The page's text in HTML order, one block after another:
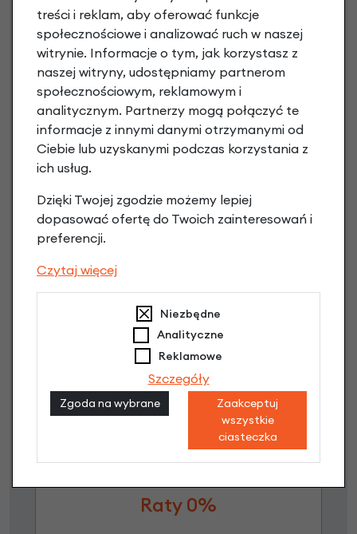
Jak kupić nae-raty?
1,00 zł - 5000,00 zł / do 10 rat 0%
od 5001,00 zł / do 20 rat 0%
Raty do 60 miesięcy
Raty 0%
treści i reklam, aby oferować funkcje
społecznościowe i analizować ruch w naszej
witrynie. Informacje o tym, jak korzystasz z
naszej witryny, udostępniamy partnerom
społecznościowym, reklamowym i
analitycznym. Partnerzy mogą połączyć te
informacje z innymi danymi otrzymanymi od
Ciebie lub uzyskanymi podczas korzystania z
ich usług.
Dzięki Twojej zgodzie możemy lepiej
dopasować ofertę do Twoich zainteresowań i
preferencji.
Czytaj więcej
Niezbędne
Analityczne
Reklamowe
Szczegóły
Zgoda na wybrane
Zaakceptuj
wszystkie
ciasteczka